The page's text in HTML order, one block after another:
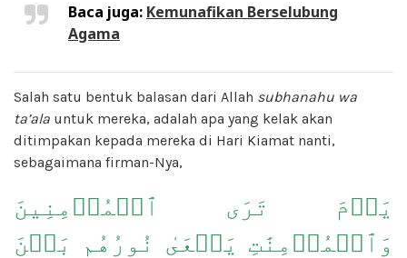
Baca juga: Kemunafikan Berselubung
Agama
Salah satu bentuk balasan dari Allah subhanahu wa
ta’ala untuk mereka, adalah apa yang kelak akan
ditimpakan kepada mereka di Hari Kiamat nanti,
sebagaimana firman-Nya,
يَوۡمَ تَرَى ٱلۡمُؤۡمِنِينَ
وَٱلۡمُؤۡمِنَٰتِ يَسۡعَىٰ نُورُهُم بَيۡنَ